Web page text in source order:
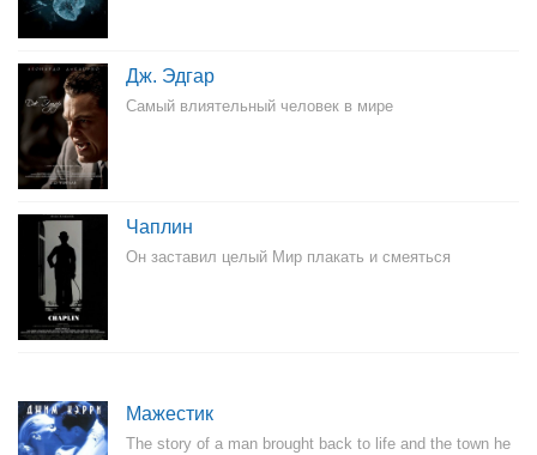
Дж. Эдгар
Самый влиятельный человек в мире
Чаплин
Он заставил целый Мир плакать и смеяться
Мажестик
The story of a man brought back to life and the town he